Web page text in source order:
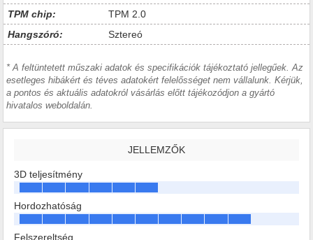
TPM chip:
TPM 2.0
Hangszóró:
Sztereó
* A feltüntetett műszaki adatok és specifikációk tájékoztató jellegűek. Az
esetleges hibákért és téves adatokért felelősséget nem vállalunk. Kérjük,
a pontos és aktuális adatokról vásárlás előtt tájékozódjon a gyártó
hivatalos weboldalán.
JELLEMZŐK
3D teljesítmény
Hordozhatóság
Felszereltség